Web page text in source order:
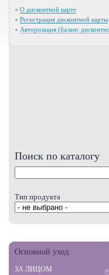
О дисконтной карте
Регистрация дисконтной карты
Авторизация (баланс
Поиск по каталогу
Тип продукта
Основной уход
ЗА ЛИЦОМ